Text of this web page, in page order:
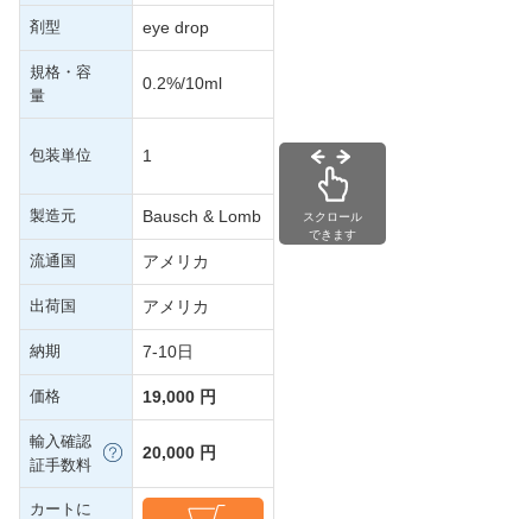
剤型 eye drop
規格・容
量
0.2%/10ml
包装単位 1
製造元 Bausch & Lomb
流通国 アメリカ
出荷国 アメリカ
納期 7-10日
価格 19,000 円
輸入確認
証手数料
20,000 円
カートに
スクロール
できます